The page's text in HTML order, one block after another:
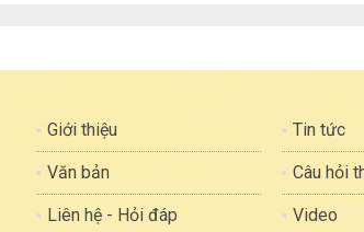
Giới thiệu Tin tức
Văn bản Câu hỏi
Liên hệ - Hỏi đáp Video